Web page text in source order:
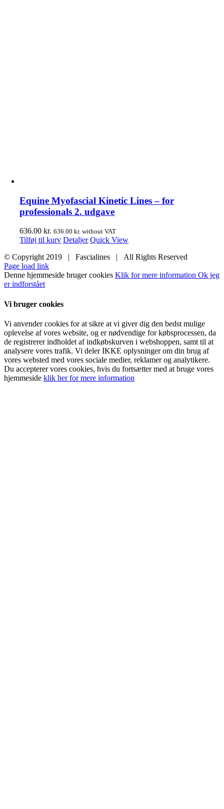
Equine Myofascial Kinetic Lines – for
professionals 2. udgave
636.00kr. 636.00kr. without VAT
Tilføj til kurv Detaljer Quick View
© Copyright 2019 | Fascialines | All Rights Reserved
Page load link
Denne hjemmeside bruger cookies Klik for mere information Ok jeg
er indforstået
Vi bruger cookies
Vi anvender cookies for at sikre at vi giver dig den bedst mulige
oplevelse af vores website, og er nødvendige for købsprocessen, da
de registrerer indholdet af indkøbskurven i webshoppen, samt til at
analysere vores trafik. Vi deler IKKE oplysninger om din brug af
vores websted med vores sociale medier, reklamer og analytikere.
Du accepterer vores cookies, hvis du fortsætter med at bruge vores
hjemmeside klik her for mere information